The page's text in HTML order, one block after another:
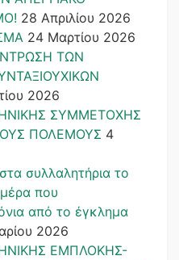
28 Απριλίου 2026
24 Μαρτίου 2026
ΤΩΝ
2026
ΣΥΜΜΕΤΟΧΗΣ
ΠΟΛΕΜΟΥΣ 4
συλλαλητήρια το
που
από το έγκλημα
2026
ΕΜΠΛΟΚΗΣ-